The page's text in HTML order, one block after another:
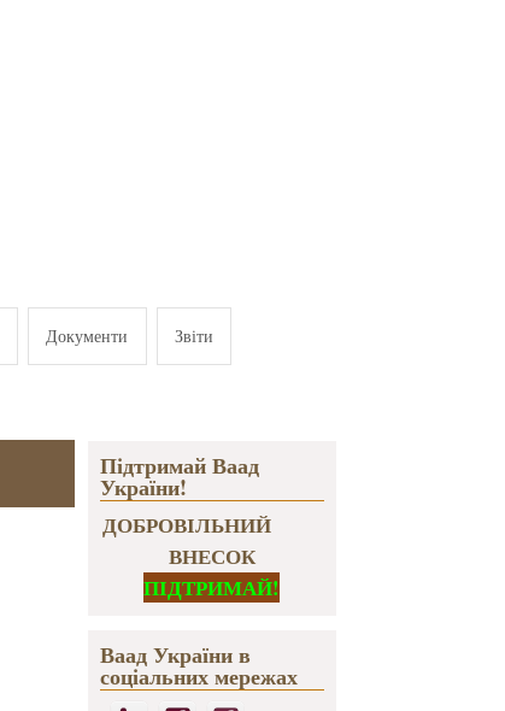
Документи Звіти
Підтримай Ваад
України!
ДОБРОВІЛЬНИЙ
ВНЕСОК
ПІДТРИМАЙ!
Ваад України в
соціальних мережах